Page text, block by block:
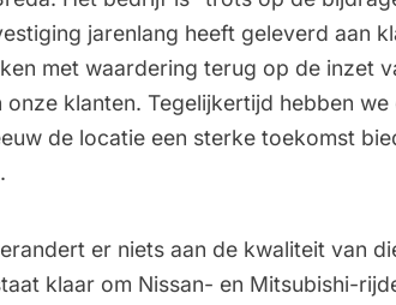
jarenlang heeft geleverd aan
met waardering terug op de inzet
klanten. Tegelijkertijd hebben
de locatie een sterke toekomst
er niets aan de kwaliteit van
klaar om Nissan- en Mitsubishi-